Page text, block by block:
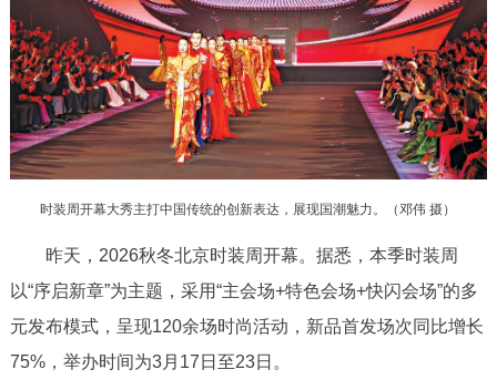
决策公开 专题公开
政务服务
个人服务 法人服务 部门服务
中介服务 阳光政务
时装周开幕大秀主打中国传统的创新表达，展现国潮魅力。（邓伟 摄）
昨天，2026秋冬北京时装周开幕。据悉，本季时装周
以“序启新章”为主题，采用“主会场+特色会场+快闪会场”的多
元发布模式，呈现120余场时尚活动，新品首发场次同比增长
75%，举办时间为3月17日至23日。